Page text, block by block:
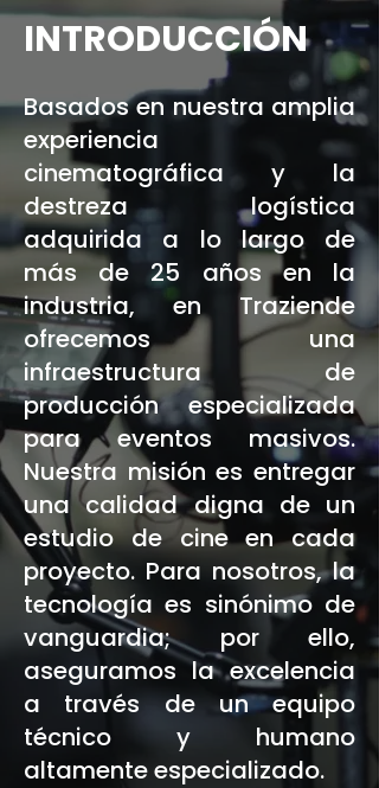
INTRODUCCIÓN
Basados en nuestra amplia
experiencia
cinematográfica y la
destreza logística
adquirida a lo largo de
más de 25 años en la
industria, en Traziende
ofrecemos una
infraestructura de
producción especializada
para eventos masivos.
Nuestra misión es entregar
una calidad digna de un
estudio de cine en cada
proyecto. Para nosotros, la
tecnología es sinónimo de
vanguardia; por ello,
aseguramos la excelencia
a través de un equipo
técnico y humano
altamente especializado.